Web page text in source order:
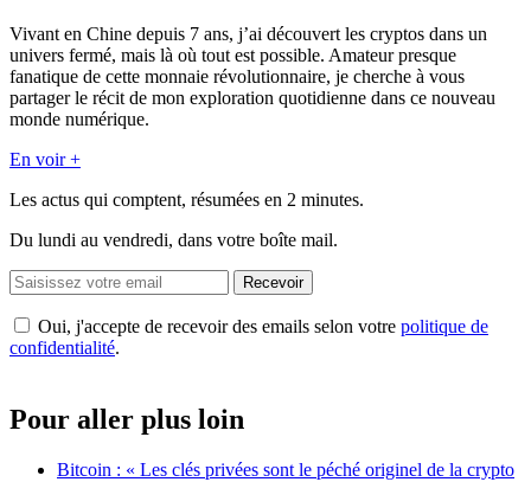
Vivant en Chine depuis 7 ans, j’ai découvert les cryptos dans un
univers fermé, mais là où tout est possible. Amateur presque
fanatique de cette monnaie révolutionnaire, je cherche à vous
partager le récit de mon exploration quotidienne dans ce nouveau
monde numérique.
En voir +
Les actus qui comptent, résumées en 2 minutes.
Du lundi au vendredi, dans votre boîte mail.
Recevoir
Oui, j'accepte de recevoir des emails selon votre politique de
confidentialité.
Pour aller plus loin
Bitcoin : « Les clés privées sont le péché originel de la crypto